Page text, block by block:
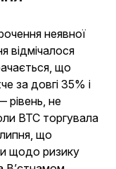
неявної
відмічалося
що
за довгі 35% і
не
BTC торгувала
що
щодо ризику